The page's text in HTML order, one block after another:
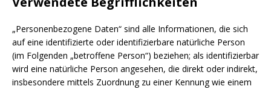
„Personenbezogene Daten“ sind alle Informationen, die sich
auf eine identifizierte oder identifizierbare natürliche Person
(im Folgenden „betroffene Person“) beziehen; als identifizierbar
wird eine natürliche Person angesehen, die direkt oder indirekt,
insbesondere mittels Zuordnung zu einer Kennung wie einem